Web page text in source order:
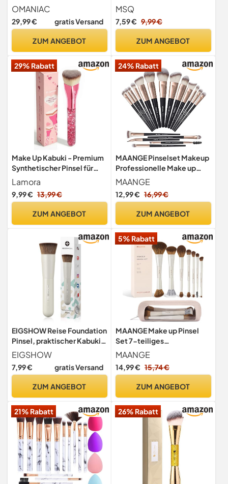
Hochwertiges Pinselset
Make-up aus langlebigen
synthetischen Fasern,
Pinsel für Alltag oder Reise
OMANIAC
29,99 € gratis Versand
ZUM ANGEBOT
Gesicht Pinsel Groove
Blush
MSQ
7,59 € 9,99 €
ZUM ANGEBOT
29% Rabatt
Make Up Kabuki - Premium
Synthetischer Pinsel für
Cremige, Pudrige oder
Flüssige Foundation -
Vielseitiger Makeup Pinsel
Bronzer, Highlighter
Lamora
9,99 € 13,99 €
ZUM ANGEBOT
24% Rabatt
MAANGE Pinselset Makeup
Professionelle Make up
Pinsel Set 18 Stück
Premium Synthetische
Make Up Pinsel Stiftung
Pulver Blush Lidschatten
MAANGE
12,99 € 16,99 €
ZUM ANGEBOT
EIGSHOW Reise Foundation
Pinsel, praktischer Kabuki
Makeup Pinsel in
Taschengröße für flüssige,
cremige und pulverförmige
mit ultraweichen, dichten
EIGSHOW
7,99 € gratis Versand
ZUM ANGEBOT
5% Rabatt
MAANGE Make up Pinsel
Set 7-teiliges
Professionelle Pinselset
Makeup für Foundation,
Lidschatten, Concealer,
MAANGE
14,99 € 15,74 €
ZUM ANGEBOT
21% Rabatt 26% Rabatt